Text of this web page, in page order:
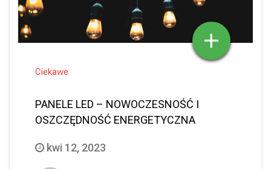
Ciekawe
PANELE LED – NOWOCZESNOŚĆ I
OSZCZĘDNOŚĆ ENERGETYCZNA
kwi 12, 2023